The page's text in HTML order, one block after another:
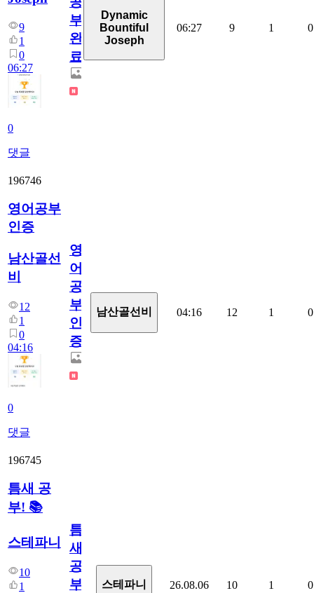
9
1
0
06:27
0
댓글
부
완
료
Dynamic
Bountiful
Joseph
06:27 9 1 0
196746
영어공부
인증
남산골선
비
12
1
0
04:16
0
댓글
영
어
공
부
인
증
남산골선비 04:16 12 1 0
196745
틈새 공
부! 📚
스테파니
10
1
틈
새
공
부!
스테파니 26.08.06 10 1 0